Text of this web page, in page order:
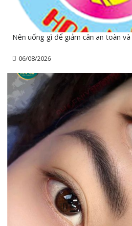
Nên uống gì để giảm cân an toàn và
06/08/2026